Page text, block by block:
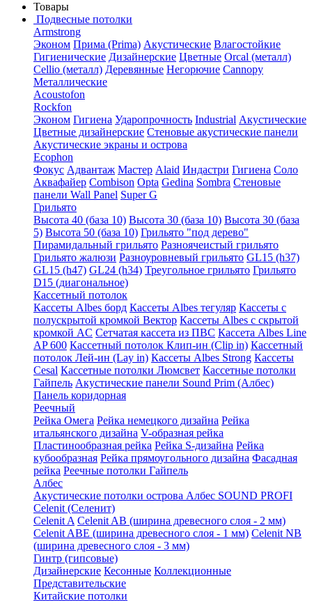
Товары
Подвесные потолки
Armstrong
Эконом Прима (Prima) Акустические Влагостойкие
Гигиенические Дизайнерские Цветные Orcal (металл)
Cellio (металл) Деревянные Негорючие Cannopy
Металлические
Acoustofon
Rockfon
Эконом Гигиена Ударопрочность Industrial Акустические
Цветные дизайнерские Стеновые акустические панели
Акустические экраны и острова
Ecophon
Фокус Адвантаж Мастер Alaid Индастри Гигиена Соло
Аквафайер Combison Opta Gedina Sombra Стеновые
панели Wall Panel Super G
Грильято
Высота 40 (база 10) Высота 30 (база 10) Высота 30 (база
5) Высота 50 (база 10) Грильято "под дерево"
Пирамидальный грильято Разноячеистый грильято
Грильято жалюзи Разноуровневый грильято GL15 (h37)
GL15 (h47) GL24 (h34) Треугольное грильято Грильято
D15 (диагональное)
Кассетный потолок
Кассеты Albes борд Кассеты Albes тегуляр Кассеты с
полускрытой кромкой Вектор Кассеты Albes с скрытой
кромкой AC Сетчатая кассета из ПВС Кассета Albes Line
AP 600 Кассетный потолок Клип-ин (Clip in) Кассетный
потолок Лей-ин (Lay in) Кассеты Albes Strong Кассеты
Cesal Кассетные потолки Люмсвет Кассетные потолки
Гайпель Акустические панели Sound Prim (Албес)
Панель коридорная
Реечный
Рейка Омега Рейка немецкого дизайна Рейка
итальянского дизайна V-образная рейка
Пластинообразная рейка Рейка S-дизайна Рейка
кубообразная Рейка прямоугольного дизайна Фасадная
рейка Реечные потолки Гайпель
Албес
Акустические потолки острова Албес SOUND PROFI
Celenit (Селенит)
Celenit A Celenit AB (ширина древесного слоя - 2 мм)
Celenit ABE (ширина древесного слоя - 1 мм) Celenit NB
(ширина древесного слоя - 3 мм)
Гинтр (гипсовые)
Дизайнерские Кесонные Коллекционные
Представительские
Китайские потолки